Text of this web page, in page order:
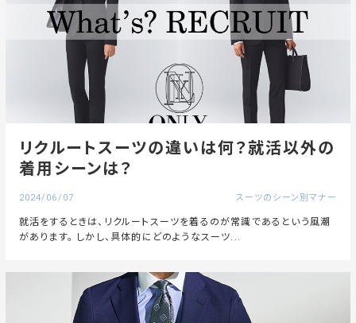
リクルートスーツの違いは何？就活以外の
着用シーンは？
2024/06/07 スーツのシーン別マナー
就活をするときは、リクルートスーツを着るのが常識であるという風潮
があります。 しかし、具体的にどのようなスーツ...